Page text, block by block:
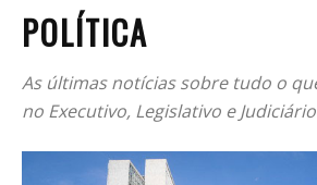
POLÍTICA
As últimas notícias sobre tudo o
no Executivo, Legislativo e